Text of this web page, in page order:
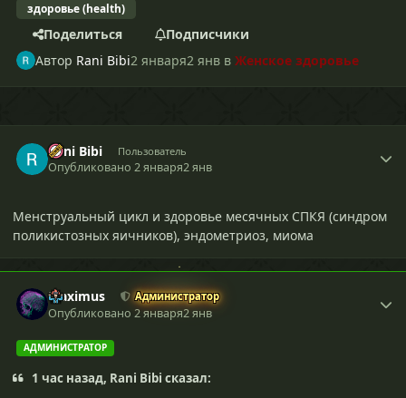
здоровье (health)
Поделиться
Подписчики
Автор Rani Bibi2 января2 янв вЖенское здоровье
Rani Bibi Пользователь
Опубликовано2 января2 янв
Менструальный цикл и здоровье месячных СПКЯ (синдром
поликистозных яичников), эндометриоз, миома
Maximus Администратор
Опубликовано2 января2 янв
АДМИНИСТРАТОР
1 час назад, Rani Bibi сказал: